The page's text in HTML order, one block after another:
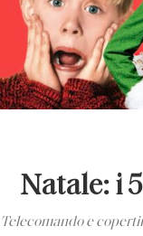
Natale: i
Telecomando e